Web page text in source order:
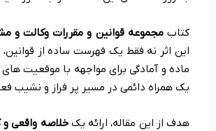
کتابمجموعه قوانین و مقررات وکالت و
این اثر نه فقط یک فهرست ساده از قوانین،
ماده و آمادگی برای مواجهه با موقعیت
یک همراه دائمی در مسیر پر فراز و نشیب
هدف از این مقاله، ارائه یکخلاصه واقعی و